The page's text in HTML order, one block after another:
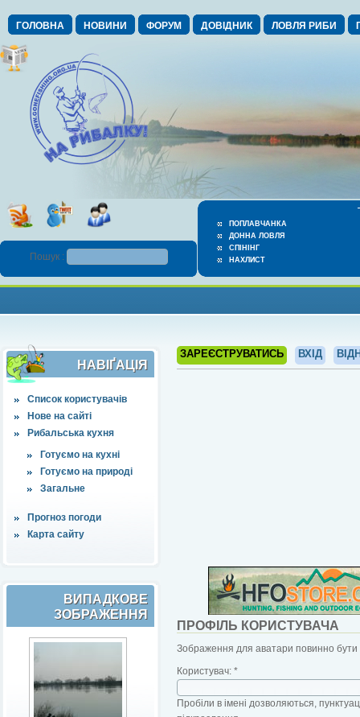
ГОЛОВНА НОВИНИ ФОРУМ ДОВІДНИК ЛОВЛЯ РИБИ
ПОПЛАВЧАНКА
ДОННА ЛОВЛЯ
СПІНІНГ
НАХЛИСТ
Пошук :
НАВІҐАЦІЯ
Список користувачів
Нове на сайті
Рибальська кухня
Готуємо на кухні
Готуємо на природі
Загальне
Прогноз погоди
Карта сайту
ВИПАДКОВЕ
ЗОБРАЖЕННЯ
ЗАРЕЄСТРУВАТИСЬ ВХІД
ПРОФІЛЬ КОРИСТУВАЧА
Зображення для аватари повинно бути
Користувач: *
Пробіли в імені дозволяються,